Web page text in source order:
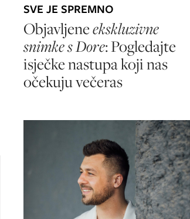
SVE JE SPREMNO
Objavljeneekskluzivne
snimke s Dore: Pogledajte
isječke nastupa koji nas
očekuju večeras